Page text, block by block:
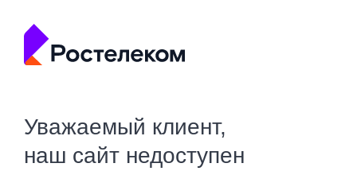
Уважаемый клиент,
наш сайт недоступен